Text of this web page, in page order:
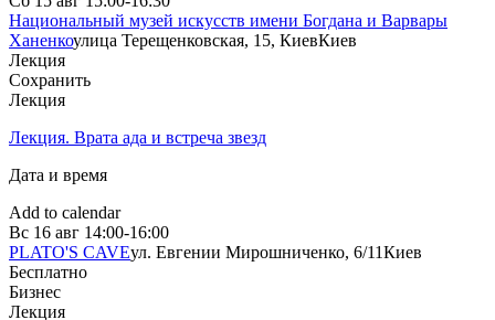
Национальный музей искусств имени Богдана и Варвары
Ханенкоулица Терещенковская, 15, КиевКиев
Лекция
Сохранить
Лекция
Лекция. Врата ада и встреча звезд
Дата и время
Add to calendar
Вс 16 авг 14:00-16:00
PLATO'S CAVEул. Евгении Мирошниченко, 6/11Киев
Бесплатно
Бизнес
Лекция